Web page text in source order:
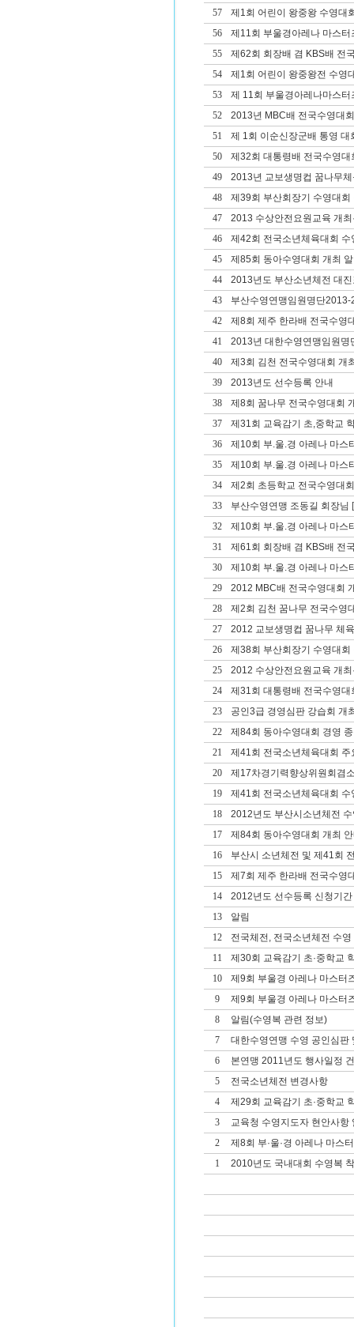
57
제1회 어린이 왕중왕 수영대
56
제11회 부울경아레나 마스터
55
제62회 회장배 겸 KBS배 전
54
제1회 어린이 왕중왕전 수영
53
제 11회 부울경아레나마스터
52
2013년 MBC배 전국수영대
51
제 1회 이순신장군배 통영 대
50
제32회 대통령배 전국수영대
49
2013년 교보생명컵 꿈나무
48
제39회 부산회장기 수영대
47
2013 수상안전요원교육 개최
46
제42회 전국소년체육대회 수
45
제85회 동아수영대회 개최
44
2013년도 부산소년체전 대진
43
부산수영연맹임원명단2013-
42
제8회 제주 한라배 전국수영
41
2013년 대한수영연맹임원명
40
제3회 김천 전국수영대회 개
39
2013년도 선수등록 안내
38
제8회 꿈나무 전국수영대회
37
제31회 교육감기 초,중학교
36
제10회 부.울.경 아레나 마스
35
제10회 부.울.경 아레나 마스
34
제2회 초등학교 전국수영대
33
부산수영연맹 조동길 회장님
32
제10회 부.울.경 아레나 마스
31
제61회 회장배 겸 KBS배 전
30
제10회 부.울.경 아레나 마스
29
2012 MBC배 전국수영대회
28
제2회 김천 꿈나무 전국수영
27
2012 교보생명컵 꿈나무 체
26
제38회 부산회장기 수영대
25
2012 수상안전요원교육 개최
24
제31회 대통령배 전국수영대
23
공인3급 경영심판 강습회 개
22
제84회 동아수영대회 경영
21
제41회 전국소년체육대회 주
20
제17차경기력향상위원회겸
19
제41회 전국소년체육대회 수
18
2012년도 부산시소년체전
17
제84회 동아수영대회 개최
16
부산시 소년체전 및 제41회
15
제7회 제주 한라배 전국수영
14
2012년도 선수등록 신청기간
13
알림
12
전국체전, 전국소년체전 수
11
제30회 교육감기 초·중학교
10
제9회 부울경 아레나 마스터
9
제9회 부울경 아레나 마스터
8
알림(수영복 관련 정보)
7
대한수영연맹 수영 공인심판
6
본연맹 2011년도 행사일정 건
5
전국소년체전 변경사항
4
제29회 교육감기 초·중학교
3
교육청 수영지도자 현안사항
2
제8회 부·울·경 아레나 마스
1
2010년도 국내대회 수영복